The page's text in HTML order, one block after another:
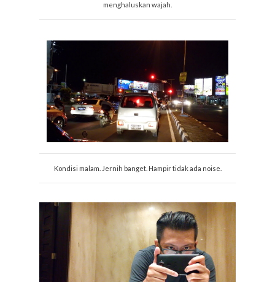
menghaluskan wajah.
Kondisi malam. Jernih banget. Hampir tidak ada noise.